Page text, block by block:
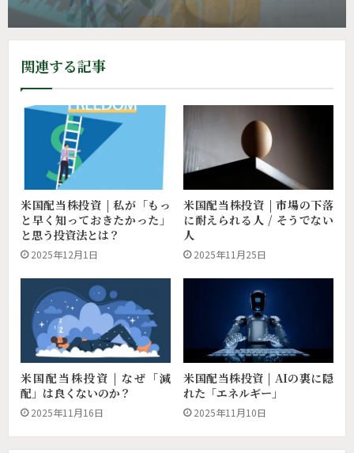
関連する記事
米国配当株投資 | 私が「もっ
と早く知っておきたかった」
と思う投資法とは？
2025年12月1日
米国配当株投資 | 市場の下落
に耐えられる人 / そうでない
人
2025年11月25日
米国配当株投資 | なぜ「減
配」は良くないのか？
2025年11月16日
米国配当株投資 | AIの裏に隠
れた「エネルギー」
2025年11月10日